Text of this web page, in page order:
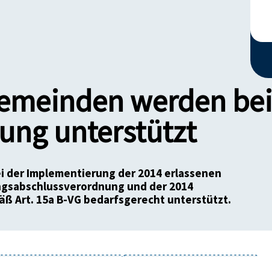
werden bei
unterstützt
der Implementierung der 2014 erlassenen
und der 2014
Art. 15a B-VG bedarfsgerecht unterstützt.